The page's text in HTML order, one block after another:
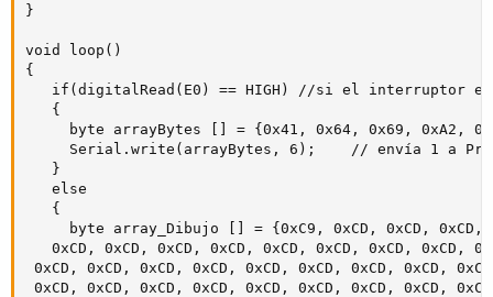
}
void loop()
{
if(digitalRead(E0) == HIGH) //si el interruptor
   {
byte arrayBytes [] = {0x41, 0x64, 0x69, 0xA2,
Serial.write(arrayBytes, 6);    // envía 1 a
   }
   else
   {
byte array_Dibujo [] = {0xC9, 0xCD, 0xCD,
0xCD, 0xCD, 0xCD, 0xCD, 0xCD, 0xCD, 0xCD, 0xCD,
0xCD, 0xCD, 0xCD, 0xCD, 0xCD, 0xCD, 0xCD, 0xCD,
0xCD, 0xCD, 0xCD, 0xCD, 0xCD, 0xCD, 0xCD, 0xCD,